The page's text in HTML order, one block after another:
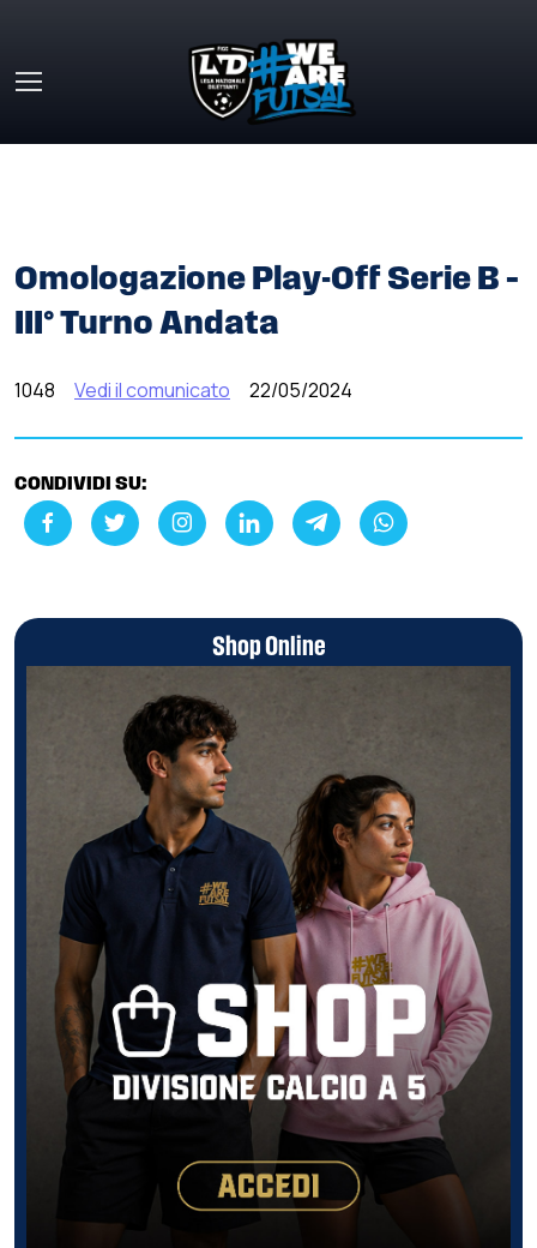
Omologazione Play-Off Serie B –
III° Turno Andata
1048 Vedi il comunicato 22/05/2024
CONDIVIDI SU:
Shop Online